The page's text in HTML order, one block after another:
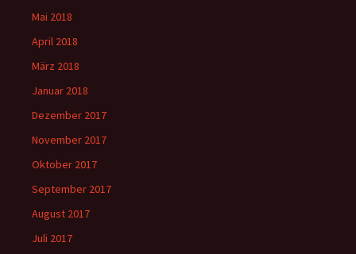
Mai 2018
April 2018
März 2018
Januar 2018
Dezember 2017
November 2017
Oktober 2017
September 2017
August 2017
Juli 2017